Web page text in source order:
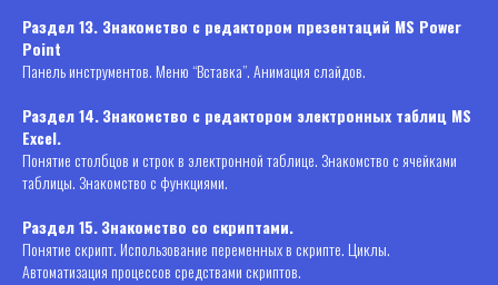
Раздел 13. Знакомство с редактором презентаций MS Power
Point
Панель инструментов. Меню “Вставка”. Анимация слайдов.
Раздел 14.Знакомство с редактором электронных таблиц MS
Excel.
Понятие столбцов и строк в электронной таблице. Знакомство с ячейками
таблицы. Знакомство с функциями.
Раздел 15.Знакомство со скриптами.
Понятие скрипт. Использование переменных в скрипте. Циклы.
Автоматизация процессов средствами скриптов.